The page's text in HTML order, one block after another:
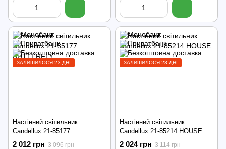
ЗАЛИШИЛОСЯ 23 ДНІ
Настінний світильник
Candellux 21-85177
BUTTERFLY
2 012 грн 3 096 грн
ЗАЛИШИЛОСЯ 23 ДНІ
Настінний світильник
Candellux 21-85214 HOUSE
2 024 грн 3 114 грн